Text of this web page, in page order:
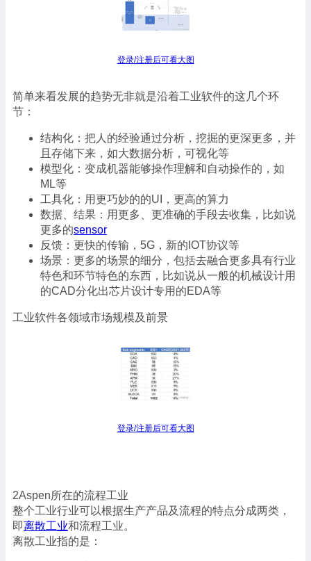
登录/注册后可看大图
简单来看发展的趋势无非就是沿着工业软件的这几个环
节：
结构化：把人的经验通过分析，挖掘的更深更多，并
且存储下来，如大数据分析，可视化等
模型化：变成机器能够操作理解和自动操作的，如
ML等
工具化：用更巧妙的的UI，更高的算力
数据、结果：用更多、更准确的手段去收集，比如说
更多的sensor
反馈：更快的传输，5G，新的IOT协议等
场景：更多的场景的细分，包括去融合更多具有行业
特色和环节特色的东西，比如说从一般的机械设计用
的CAD分化出芯片设计专用的EDA等
工业软件各领域市场规模及前景
登录/注册后可看大图
2Aspen所在的流程工业
整个工业行业可以根据生产产品及流程的特点分成两类，
即离散工业和流程工业。
离散工业指的是：